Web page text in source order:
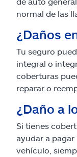
normal de las
¿Daños
Tu seguro
integral o
coberturas
reparar o
¿Daño a
Si tienes
ayudar a
vehículo,